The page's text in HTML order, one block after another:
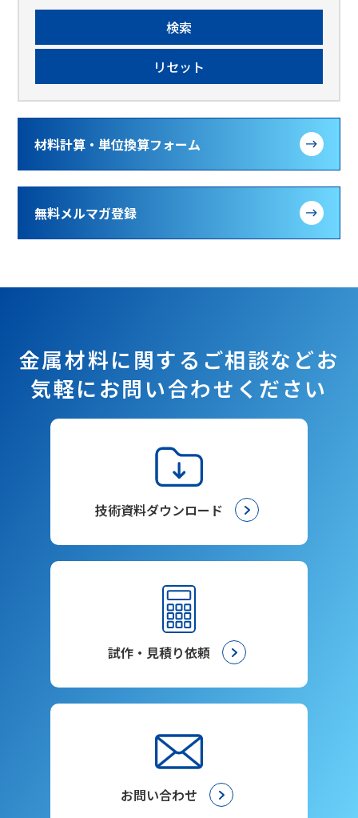
材料計算・単位換算フォーム
無料メルマガ登録
金属材料に関するご相談などお
気軽にお問い合わせください
技術資料ダウンロード
試作・見積り依頼
お問い合わせ